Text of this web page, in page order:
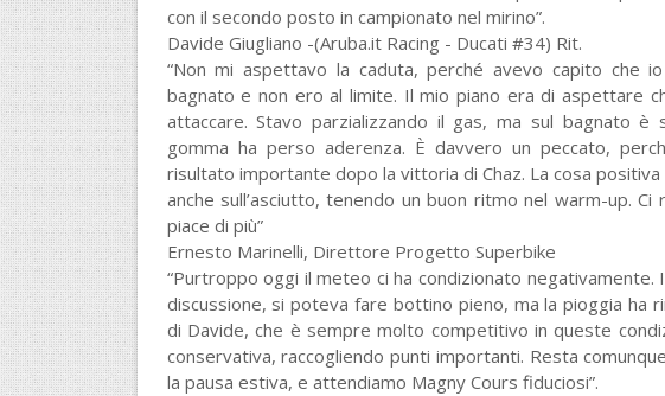
con il secondo posto in campionato nel mirino”.
Davide Giugliano -(Aruba.it Racing - Ducati #34) Rit.
“Non mi aspettavo la caduta, perché avevo capito che
bagnato e non ero al limite. Il mio piano era di aspettare
attaccare. Stavo parzializzando il gas, ma sul bagnato è
gomma ha perso aderenza. È davvero un peccato,
risultato importante dopo la vittoria di Chaz. La cosa
anche sull’asciutto, tenendo un buon ritmo nel warm-up.
piace di più”
Ernesto Marinelli, Direttore Progetto Superbike
“Purtroppo oggi il meteo ci ha condizionato negativamente.
discussione, si poteva fare bottino pieno, ma la pioggia ha
di Davide, che è sempre molto competitivo in queste
conservativa, raccogliendo punti importanti. Resta
la pausa estiva, e attendiamo Magny Cours fiduciosi”.